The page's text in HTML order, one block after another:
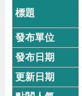
政
府
網
站
資
料